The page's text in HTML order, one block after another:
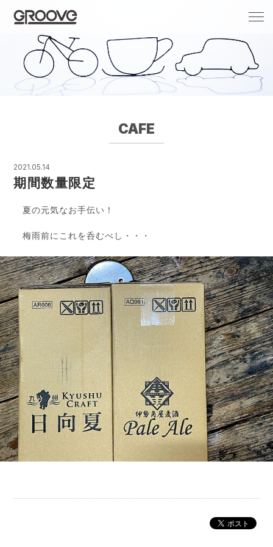
Groove 自転車 カフェ 輸入車・国産車のチ
ューニング/販売
CAFE
2021.05.14
期間数量限定
夏の元気なお手伝い！
梅雨前にこれを呑むべし・・・